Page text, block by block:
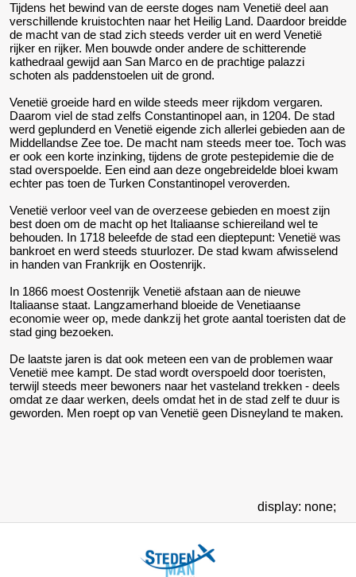
Tijdens het bewind van de eerste doges nam Venetië deel aan
verschillende kruistochten naar het Heilig Land. Daardoor breidde
de macht van de stad zich steeds verder uit en werd Venetië
rijker en rijker. Men bouwde onder andere de schitterende
kathedraal gewijd aan San Marco en de prachtige palazzi
schoten als paddenstoelen uit de grond.
Venetië groeide hard en wilde steeds meer rijkdom vergaren.
Daarom viel de stad zelfs Constantinopel aan, in 1204. De stad
werd geplunderd en Venetië eigende zich allerlei gebieden aan de
Middellandse Zee toe. De macht nam steeds meer toe. Toch was
er ook een korte inzinking, tijdens de grote pestepidemie die de
stad overspoelde. Een eind aan deze ongebreidelde bloei kwam
echter pas toen de Turken Constantinopel veroverden.
Venetië verloor veel van de overzeese gebieden en moest zijn
best doen om de macht op het Italiaanse schiereiland wel te
behouden. In 1718 beleefde de stad een dieptepunt: Venetië was
bankroet en werd steeds stuurlozer. De stad kwam afwisselend
in handen van Frankrijk en Oostenrijk.
In 1866 moest Oostenrijk Venetië afstaan aan de nieuwe
Italiaanse staat. Langzamerhand bloeide de Venetiaanse
economie weer op, mede dankzij het grote aantal toeristen dat de
stad ging bezoeken.
De laatste jaren is dat ook meteen een van de problemen waar
Venetië mee kampt. De stad wordt overspoeld door toeristen,
terwijl steeds meer bewoners naar het vasteland trekken - deels
omdat ze daar werken, deels omdat het in de stad zelf te duur is
geworden. Men roept op van Venetië geen Disneyland te maken.
display: none;